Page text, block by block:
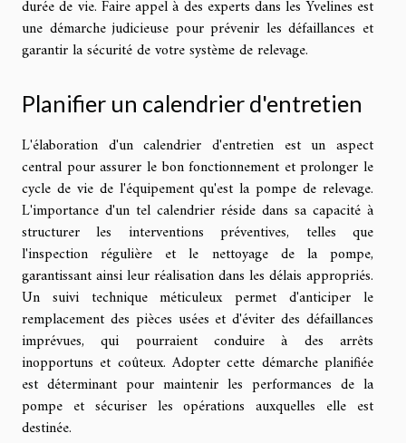
durée de vie. Faire appel à des experts dans les Yvelines est
une démarche judicieuse pour prévenir les défaillances et
garantir la sécurité de votre système de relevage.
Planifier un calendrier d'entretien
L'élaboration d'un calendrier d'entretien est un aspect
central pour assurer le bon fonctionnement et prolonger le
cycle de vie de l'équipement qu'est la pompe de relevage.
L'importance d'un tel calendrier réside dans sa capacité à
structurer les interventions préventives, telles que
l'inspection régulière et le nettoyage de la pompe,
garantissant ainsi leur réalisation dans les délais appropriés.
Un suivi technique méticuleux permet d'anticiper le
remplacement des pièces usées et d'éviter des défaillances
imprévues, qui pourraient conduire à des arrêts
inopportuns et coûteux. Adopter cette démarche planifiée
est déterminant pour maintenir les performances de la
pompe et sécuriser les opérations auxquelles elle est
destinée.